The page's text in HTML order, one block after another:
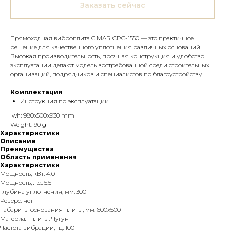
Заказать сейчас
Прямоходная виброплита CIMAR CPC-1550 — это практичное
решение для качественного уплотнения различных оснований.
Высокая производительность, прочная конструкция и удобство
эксплуатации делают модель востребованной среди строительных
организаций, подрядчиков и специалистов по благоустройству.
Комплектация
Инструкция по эксплуатации
lwh: 980x500x930 mm
Weight: 90 g
Характеристики
Описание
Преимущества
Область применения
Характеристики
Мощность, кВт: 4.0
Мощность, л.с.: 5.5
Глубина уплотнения, мм: 300
Реверс: нет
Габариты основания плиты, мм: 600х500
Материал плиты: Чугун
Частота вибрации, Гц: 100